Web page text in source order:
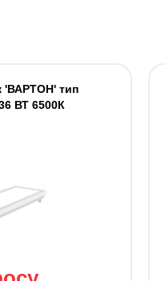
'ВАРТОН' тип
ВТ 6500К